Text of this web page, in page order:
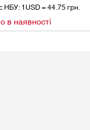
НБУ: 1USD = 44.75 грн.
в наявності